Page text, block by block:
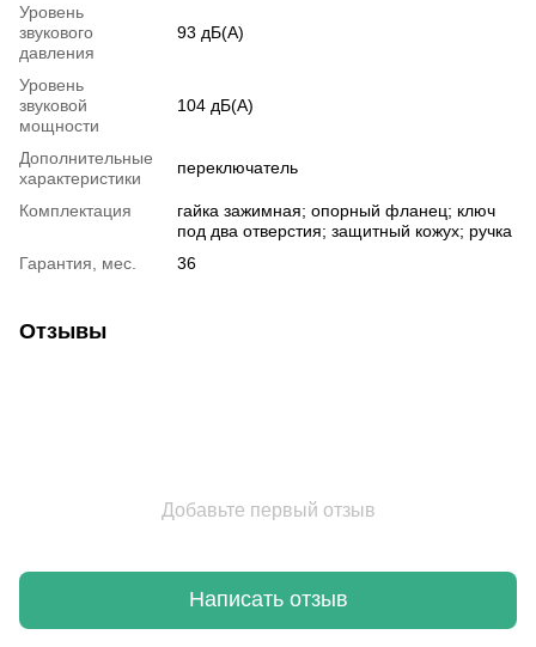
Уровень
звукового
давления
93 дБ(А)
Уровень
звуковой
мощности
104 дБ(А)
Дополнительные
характеристики
переключатель
Комплектация
гайка зажимная; опорный фланец; ключ
под два отверстия; защитный кожух; ручка
Гарантия, мес.
36
Отзывы
Добавьте первый отзыв
Написать отзыв